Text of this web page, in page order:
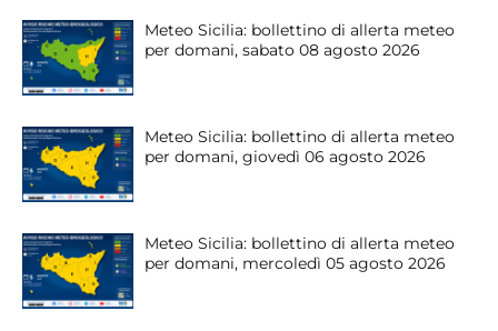
Meteo Sicilia: bollettino di allerta meteo
per domani, sabato 08 agosto 2026
Meteo Sicilia: bollettino di allerta meteo
per domani, giovedì 06 agosto 2026
Meteo Sicilia: bollettino di allerta meteo
per domani, mercoledì 05 agosto 2026